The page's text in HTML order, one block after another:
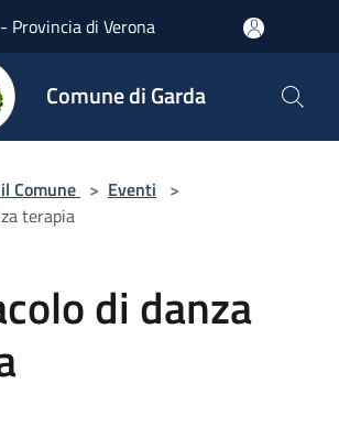
Provincia di Verona
Comune di Garda
Comune > Eventi >
terapia
di danza